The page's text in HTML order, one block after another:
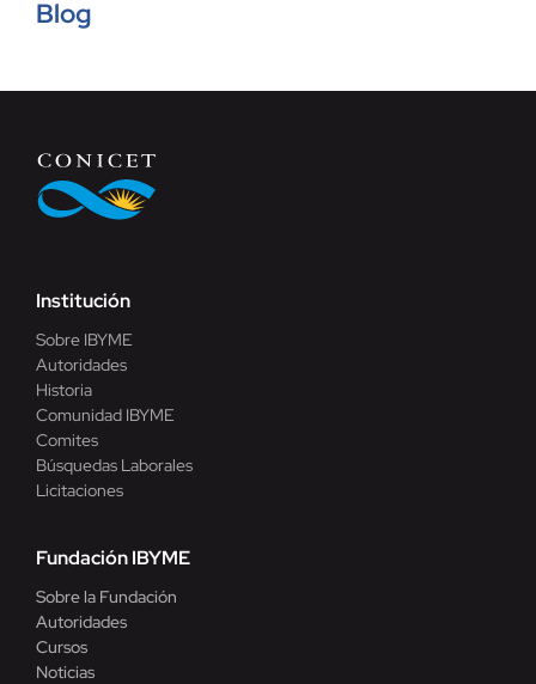
Blog
Institución
Sobre IBYME
Autoridades
Historia
Comunidad IBYME
Comites
Búsquedas Laborales
Licitaciones
Fundación IBYME
Sobre la Fundación
Autoridades
Cursos
Noticias